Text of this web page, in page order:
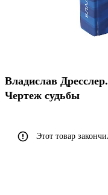
Владислав
Чертеж судьбы
Этот товар